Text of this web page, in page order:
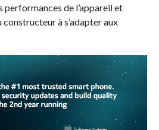
de l’appareil et
à s’adapter aux